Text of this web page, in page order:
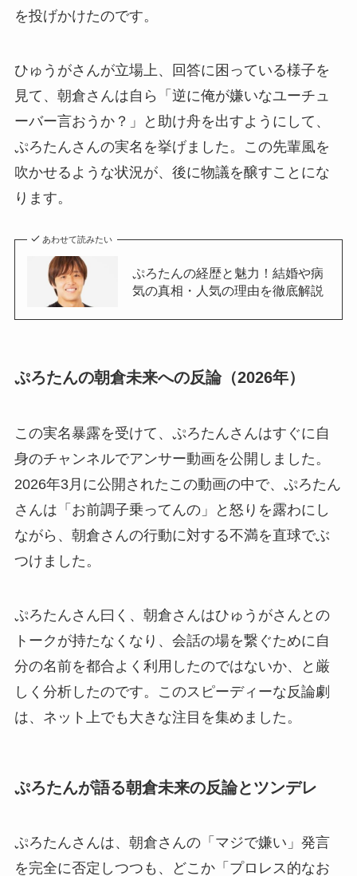
を投げかけたのです。
ひゅうがさんが立場上、回答に困っている様子を
見て、朝倉さんは自ら「逆に俺が嫌いなユーチュ
ーバー言おうか？」と助け舟を出すようにして、
ぷろたんさんの実名を挙げました。この先輩風を
吹かせるような状況が、後に物議を醸すことにな
ります。
あわせて読みたい
ぷろたんの経歴と魅力！結婚や病
気の真相・人気の理由を徹底解説
ぷろたんの朝倉未来への反論（2026年）
この実名暴露を受けて、ぷろたんさんはすぐに自
身のチャンネルでアンサー動画を公開しました。
2026年3月に公開されたこの動画の中で、ぷろたん
さんは「お前調子乗ってんの」と怒りを露わにし
ながら、朝倉さんの行動に対する不満を直球でぶ
つけました。
ぷろたんさん曰く、朝倉さんはひゅうがさんとの
トークが持たなくなり、会話の場を繋ぐために自
分の名前を都合よく利用したのではないか、と厳
しく分析したのです。このスピーディーな反論劇
は、ネット上でも大きな注目を集めました。
ぷろたんが語る朝倉未来の反論とツンデレ
ぷろたんさんは、朝倉さんの「マジで嫌い」発言
を完全に否定しつつも、どこか「プロレス的なお